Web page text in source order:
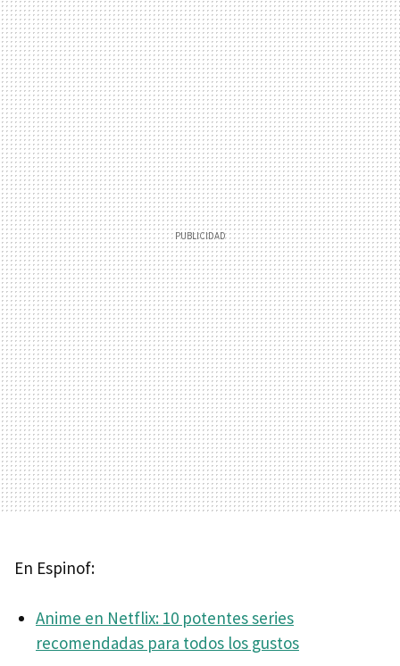
En Espinof:
Anime en Netflix: 10 potentes series
recomendadas para todos los gustos